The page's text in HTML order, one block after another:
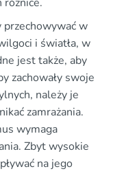
przechowywać w
i światła, w
jest także, aby
zachowały swoje
należy je
zamrażania.
wymaga
Zbyt wysokie
na jego